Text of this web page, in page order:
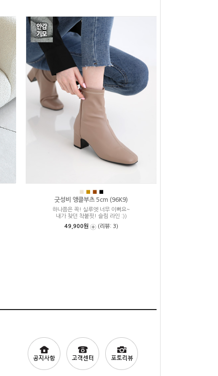
■ ■ ■
굿성비 앵클부츠 5cm (96K9)
하나쯤은 꼭! 실루엣 너무 이뻐요~
내가 찾던 착붙핏! 슬림 라인 :))
49,900원
(리뷰: 3)